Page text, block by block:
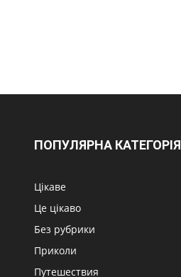
ПОПУЛЯРНА КАТЕГОРІЯ
Цікаве
Це цікаво
Без рубрики
Приколи
Путешествия